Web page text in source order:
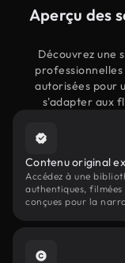
Aperçu des
Découvrez une
autorisées pour
s'adapter aux
Contenu original
Accédez à une
authentiques,
conçues pour la